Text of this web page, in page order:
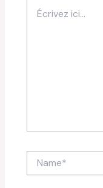
ici…